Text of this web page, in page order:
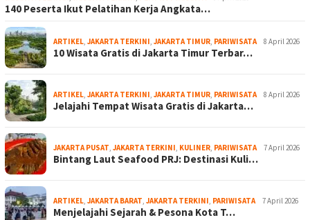
140 Peserta Ikut Pelatihan Kerja Angkata…
ARTIKEL, JAKARTA TERKINI, JAKARTA TIMUR, PARIWISATA 8 April 2026
10 Wisata Gratis di Jakarta Timur Terbar…
ARTIKEL, JAKARTA TERKINI, JAKARTA TIMUR, PARIWISATA 8 April 2026
Jelajahi Tempat Wisata Gratis di Jakarta…
JAKARTA PUSAT, JAKARTA TERKINI, KULINER, PARIWISATA 7 April 2026
Bintang Laut Seafood PRJ: Destinasi Kuli…
ARTIKEL, JAKARTA BARAT, JAKARTA TERKINI, PARIWISATA 7 April 2026
Menjelajahi Sejarah & Pesona Kota T…